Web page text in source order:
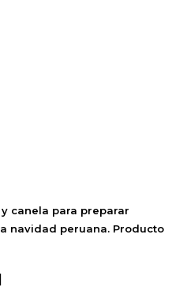
canela para preparar
navidad peruana. Producto